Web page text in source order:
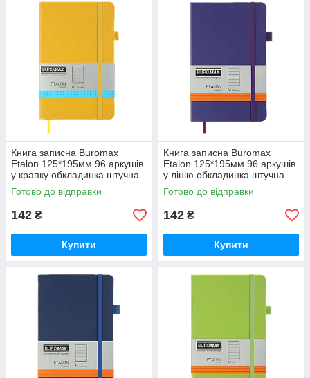
Книга записна Buromax
Etalon 125*195мм 96 аркушів
у крапку обкладинка штучна
шкіра Жовта (BM.291360-08)
Готово до відправки
142 ₴
Купити
Книга записна Buromax
Etalon 125*195мм 96 аркушів
у лінію обкладинка штучна
шкіра Фіолетова (BM.291260-
07)
Готово до відправки
142 ₴
Купити